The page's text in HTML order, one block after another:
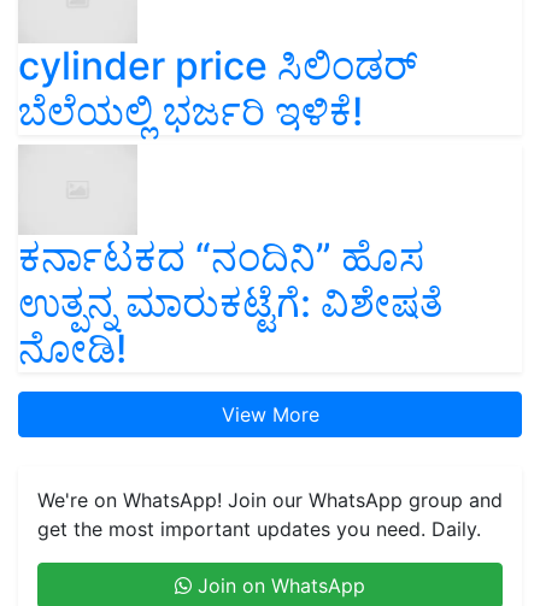
cylinder price ಸಿಲಿಂಡರ್‌
ಬೆಲೆಯಲ್ಲಿ ಭರ್ಜರಿ ಇಳಿಕೆ!
ಕರ್ನಾಟಕದ “ನಂದಿನಿ” ಹೊಸ
ಉತ್ಪನ್ನ ಮಾರುಕಟ್ಟೆಗೆ: ವಿಶೇಷತೆ
ನೋಡಿ!
View More
We're on WhatsApp! Join our WhatsApp group and
get the most important updates you need. Daily.
Join on WhatsApp